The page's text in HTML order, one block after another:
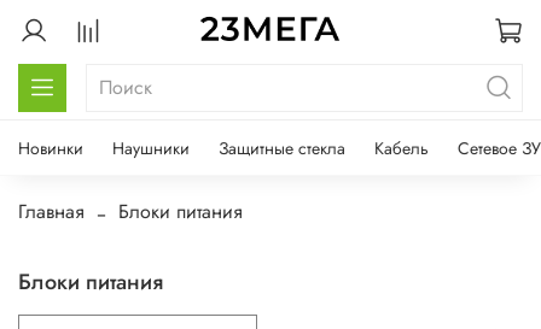
Новинки Наушники Защитные стекла Кабель Сетевое ЗУ
Главная Блоки питания
Блоки питания